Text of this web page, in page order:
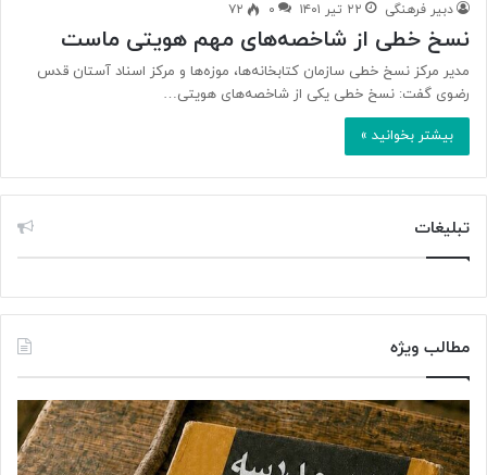
دبیر فرهنگی ۲۲ تیر ۱۴۰۱ ۰ ۷۲
نسخ خطی از شاخصه‌های مهم هویتی ماست
مدیر مرکز نسخ خطی سازمان کتابخانه‌ها، موزه‌ها و مرکز اسناد آستان قدس
رضوی گفت: نسخ خطی یکی از شاخصه‌های هویتی…
بیشتر بخوانید »
تبلیغات
مطالب ویژه
ت
و
ل